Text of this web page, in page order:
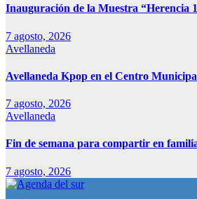
Inauguración de la Muestra “Herencia
7 agosto, 2026
Avellaneda
Avellaneda Kpop en el Centro
7 agosto, 2026
Avellaneda
Fin de semana para compartir en
7 agosto, 2026